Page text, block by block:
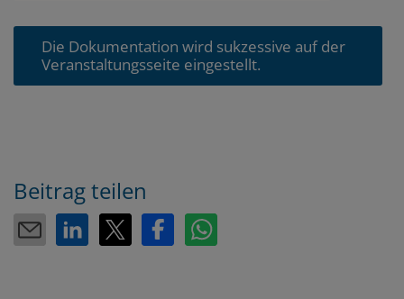
Die Dokumentation wird sukzessive auf der
Veranstaltungsseite eingestellt.
Beitrag teilen